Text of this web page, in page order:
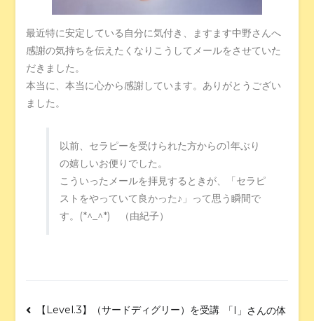
最近特に安定している自分に気付き、ますます中野さんへ
感謝の気持ちを伝えたくなりこうしてメールをさせていた
だきました。
本当に、本当に心から感謝しています。ありがとうござい
ました。
以前、セラピーを受けられた方からの1年ぶり
の嬉しいお便りでした。
こういったメールを拝見するときが、「セラピ
ストをやっていて良かった♪」って思う瞬間で
す。(*^_^*) （由紀子）
【Level.3】（サードディグリー）を受講
「I」さんの体